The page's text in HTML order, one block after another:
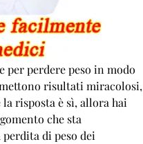
per perdere peso in modo
risultati miracolosi,
risposta è sì, allora hai
che sta
di peso dei